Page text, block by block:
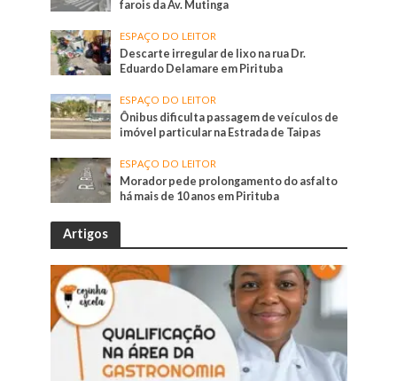
farois da Av. Mutinga
ESPAÇO DO LEITOR
Descarte irregular de lixo na rua Dr.
Eduardo Delamare em Pirituba
ESPAÇO DO LEITOR
Ônibus dificulta passagem de veículos de
imóvel particular na Estrada de Taipas
ESPAÇO DO LEITOR
Morador pede prolongamento do asfalto
há mais de 10 anos em Pirituba
Artigos